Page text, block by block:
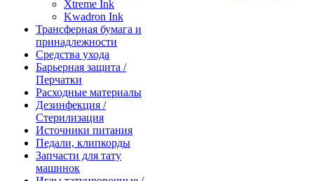
Xtreme Ink
Kwadron Ink
Трансферная бумага и
принадлежности
Средства ухода
Барьерная защита /
Перчатки
Расходные материалы
Дезинфекция /
Стерилизация
Источники питания
Педали, клипкорды
Запчасти для тату
машинок